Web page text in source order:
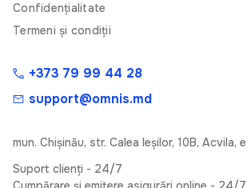
Confidențialitate
Termeni și condiții
+373 79 99 44 28
support@omnis.md
mun. Chişinău, str. Calea Ieşilor, 10B, Acvila,
Suport clienți - 24/7